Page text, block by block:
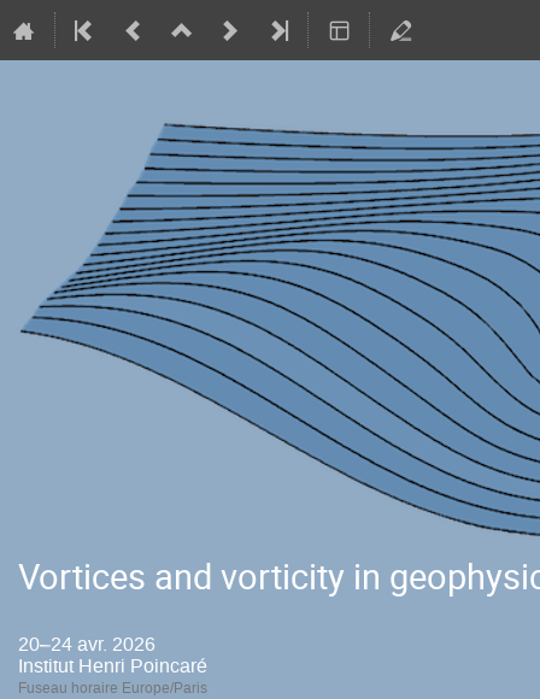
Vortices and vorticity in
20–24 avr. 2026
Institut Henri Poincaré
Fuseau horaire Europe/Paris